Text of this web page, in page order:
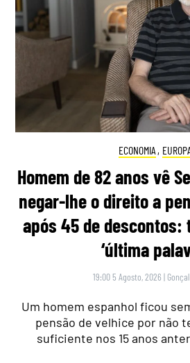
ECONOMIA ,
Homem de 82 anos vê
negar-lhe o direito a
após 45 de
‘última
19:00 5 Agosto, 2026 |
Um homem espanhol ficou
pensão de velhice por não
suficiente nos 15 anos